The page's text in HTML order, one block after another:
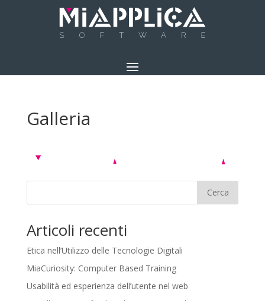
Galleria
Cerca
Articoli recenti
Etica nell’Utilizzo delle Tecnologie Digitali
MiaCuriosity: Computer Based Training
Usabilità ed esperienza dell’utente nel web